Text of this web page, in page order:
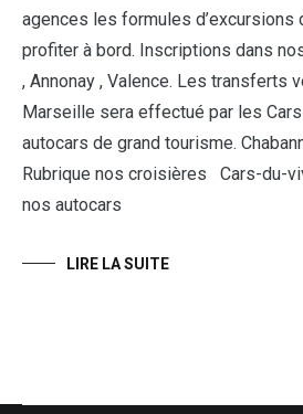
agences les formules d’excursions
profiter à bord. Inscriptions dans
, Annonay , Valence. Les transferts
Marseille sera effectué par les
autocars de grand tourisme.
Rubrique nos croisières Cars-du-
nos autocars
LIRE LA SUITE